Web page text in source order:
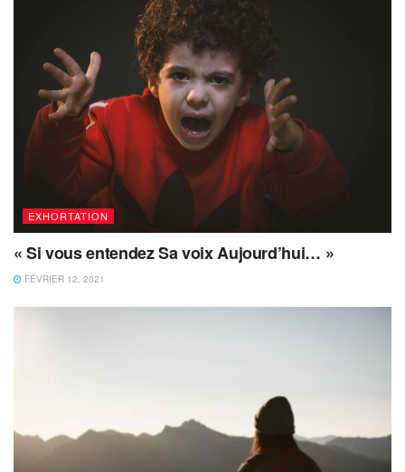
EXHORTATION
« Si vous entendez Sa voix Aujourd’hui… »
FÉVRIER 12, 2021